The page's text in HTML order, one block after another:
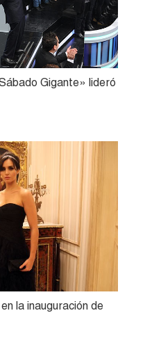
Gigante» lideró
la inauguración de